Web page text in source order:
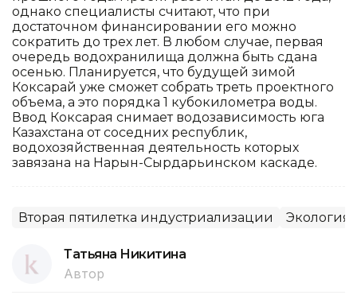
однако специалисты считают, что при
достаточном финансировании его можно
сократить до трех лет. В любом случае, первая
очередь водохранилища должна быть сдана
осенью. Планируется, что будущей зимой
Коксарай уже сможет собрать треть проектного
объема, а это порядка 1 кубокилометра воды.
Ввод Коксарая снимает водозависимость юга
Казахстана от соседних республик,
водохозяйственная деятельность которых
завязана на Нарын-Сырдарьинском каскаде.
Вторая пятилетка индустриализации Экология
Татьяна Никитина
Автор